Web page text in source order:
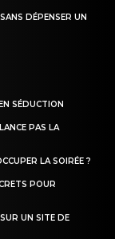
DÉPENSER UN
SÉDUCTION
PAS LA
LA SOIRÉE ?
POUR
UN SITE DE